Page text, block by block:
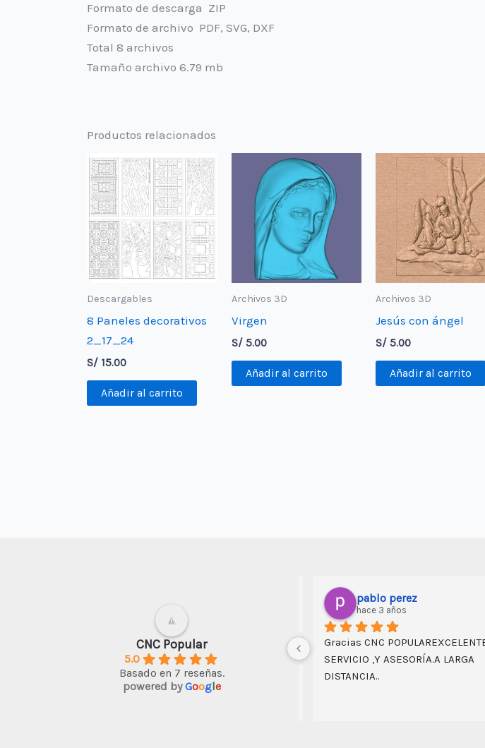
Formato de descarga ZIP
Formato de archivo PDF, SVG, DXF
Total 8 archivos
Tamaño archivo 6.79 mb
Productos relacionados
Descargables
8 Paneles decorativos
2_17_24
S/ 15.00
Añadir al carrito
Archivos 3D
Virgen
S/5.00
Añadir al carrito
Archivos 3D
Jesús con ángel
S/ 5.00
Añadir al carrito
CNC Popular
5.0
Basado en 7 reseñas.
powered byGoogle
Un buen inicio en el CNC; algo de
ingenio y todo es posible con esta
máquina
pablo perez
hace 3 años
Gracias CNC
SERVICIO ,Y ASESORÍA.A LARGA
DISTANCIA..